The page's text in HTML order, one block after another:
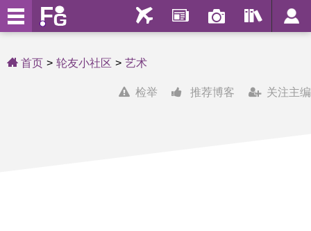
首页 轮友小社区 艺术
关注主编
推荐博客
检举